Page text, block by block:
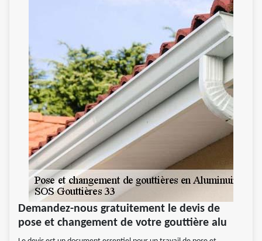
Demandez-nous gratuitement le devis de
pose et changement de votre gouttière alu